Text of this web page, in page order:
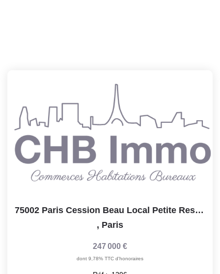
75002 Paris Cession Beau Local Petite Restauration 96m2...
, Paris
247 000 €
dont 9,78% TTC d'honoraires